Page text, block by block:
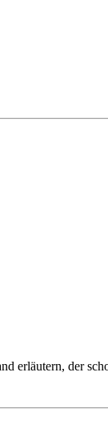
erläutern, der